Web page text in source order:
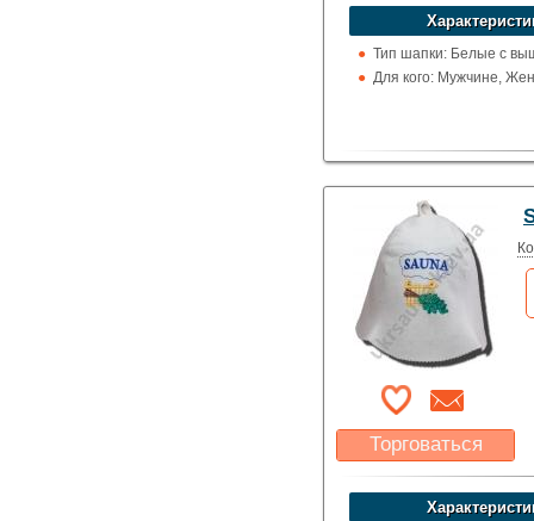
устроит?
Указать цену
Тип шапки: Белые с
Для кого: Мужчине,
Торговаться
Какая цена Вас
устроит?